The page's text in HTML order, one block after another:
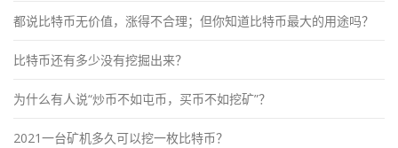
都说比特币无价值，涨得不合理；但你知道比特币最大的用途吗？
比特币还有多少没有挖掘出来？
为什么有人说“炒币不如屯币，买币不如挖矿”？
2021一台矿机多久可以挖一枚比特币？